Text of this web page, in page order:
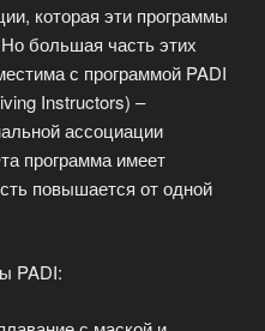
которая эти программы
большая часть этих
с программой PADI
Instructors) –
ассоциации
программа имеет
повышается от одной
PADI: